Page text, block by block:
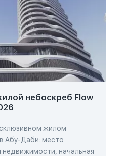
небоскреб Flow
жилом
Абу-Даби: место
начальная